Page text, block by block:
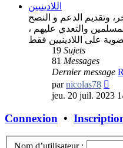
اللادينيين
وتقديم الدعم و النصح
والتعدي عليهم ،
19 Sujets
81 Messages
Dernier message
parnicolas78
le
jeu. 20 juil. 2023
Connexion •
Nom d’utilisateur :